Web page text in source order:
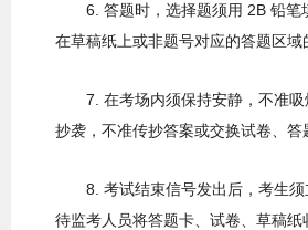
6. 答题时，选择题须用 2B 铅
在草稿纸上或非题号对应的答题区
7. 在考场内须保持安静，不准
抄袭，不准传抄答案或交换试卷、答
8. 考试结束信号发出后，考生
待监考人员将答题卡、试卷、草稿纸